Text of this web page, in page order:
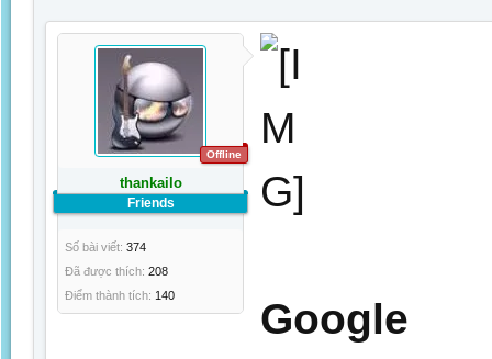
Offline
thankailo
Friends
Số bài viết: 374
Đã được thích: 208
Điểm thành tích: 140
Google